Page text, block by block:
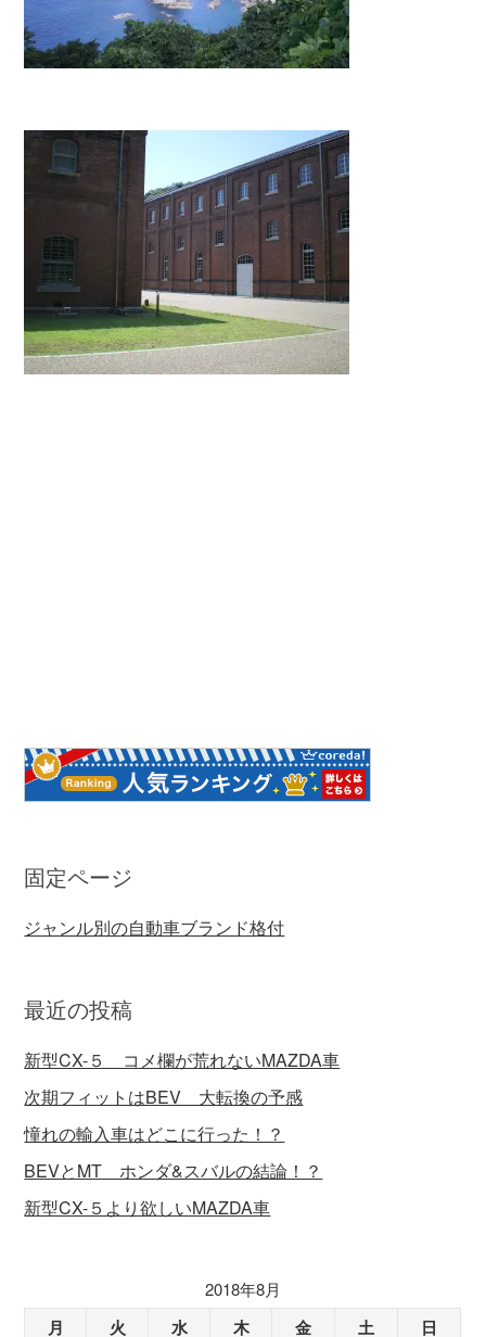
固定ページ
ジャンル別の自動車ブランド格付
最近の投稿
新型CX-５ コメ欄が荒れないMAZDA車
次期フィットはBEV 大転換の予感
憧れの輸入車はどこに行った！？
BEVとMT ホンダ&スバルの結論！？
新型CX-５より欲しいMAZDA車
2018年8月
月 火 水 木 金 土 日